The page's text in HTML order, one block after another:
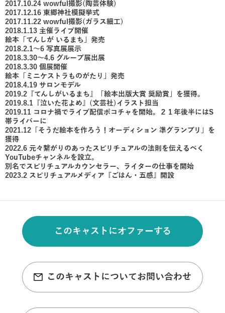
2017.10.24 wowful撮影(陶芸体験)
2017.12.16 東郷神社模擬挙式
2017.11.22 wowful撮影(ガラス細工)
2018.1.13 主催ライブ開催
絵本「てんしが いるまち」発売
2018.2.1〜6 写真展展示
2018.3.30〜4.6 グループ展出展
2018.3.30 個展開催
絵本「ミニケストラものがたり」発売
2018.4.19 サロンモデル
2019.2『てんしがいるまち』「絵本出版大賞 奨励賞」を獲得。
2019.8.1『泣いた花よめ』(文芸社)イラスト担当
2019.11 コロナ禍でライブ配信ポコチャを開始。２１年後半にはS
帯ライバーに
2021.12「そうだ絵本を作ろう！オーディション 準グランプリ」を
獲得
2022.6 元々繋がりのあったスピリチュアルの法則を伝えるべく
YouTubeチャンネルを設立。
別名でスピリチュアルカウンセラー、ライターの仕事を開始
2023.2 スピリチュアルメディア『ごはん・五感』開設
このキャストにオファーする
このキャストについてお問い合わせ